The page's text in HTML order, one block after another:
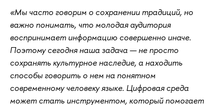
«Мы часто говорим о сохранении традиций, но
важно понимать, что молодая аудитория
воспринимает информацию совершенно иначе.
Поэтому сегодня наша задача — не просто
сохранять культурное наследие, а находить
способы говорить о нем на понятном
современному человеку языке. Цифровая среда
может стать инструментом, который помогает